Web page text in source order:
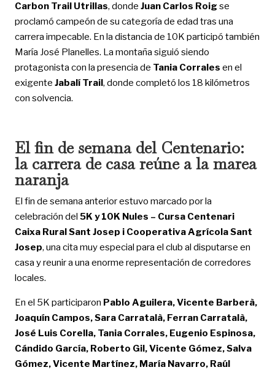
Carbon Trail Utrillas, donde Juan Carlos Roig se
proclamó campeón de su categoría de edad tras una
carrera impecable. En la distancia de 10K participó también
María José Planelles. La montaña siguió siendo
protagonista con la presencia de Tania Corrales en el
exigente Jabalí Trail, donde completó los 18 kilómetros
con solvencia.
El fin de semana del Centenario:
la carrera de casa reúne a la marea
naranja
El fin de semana anterior estuvo marcado por la
celebración del 5K y 10K Nules – Cursa Centenari
Caixa Rural Sant Josep i Cooperativa Agrícola Sant
Josep, una cita muy especial para el club al disputarse en
casa y reunir a una enorme representación de corredores
locales.
En el 5K participaron Pablo Aguilera, Vicente Barberà,
Joaquín Campos, Sara Carratalà, Ferran Carratalà,
José Luis Corella, Tania Corrales, Eugenio Espinosa,
Cándido García, Roberto Gil, Vicente Gómez, Salva
Gómez, Vicente Martínez, María Navarro, Raúl